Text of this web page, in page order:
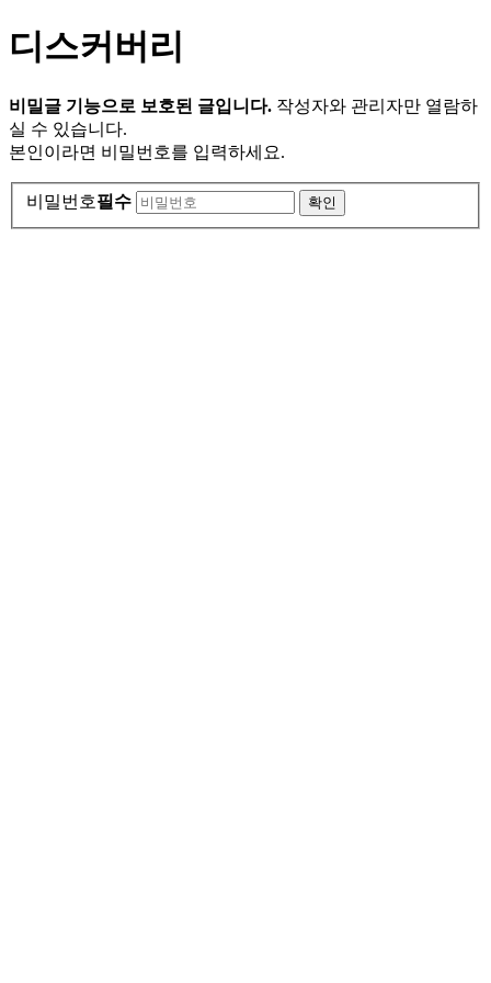
디스커버리
비밀글 기능으로 보호된 글입니다. 작성자와 관리자만 열람하
실 수 있습니다.
본인이라면 비밀번호를 입력하세요.
비밀번호필수